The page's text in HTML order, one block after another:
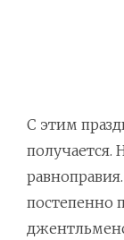
С этим
получается.
постепенно